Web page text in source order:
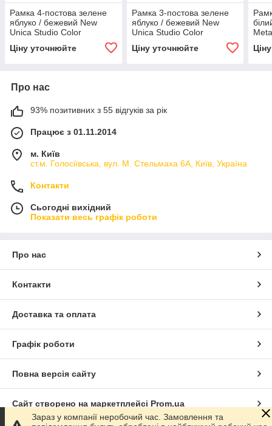
Рамка 4-постова зелене
яблуко / бежевий New
Unica Studio Color
Ціну уточнюйте
Рамка 3-постова зелене
яблуко / бежевий New
Unica Studio Color
Ціну уточнюйте
Про нас
93% позитивних з 55 відгуків за рік
Працює з 01.11.2014
м. Київ
ст.м. Голосіївська, вул. М. Стельмаха 6А, Київ, Україна
Контакти
Сьогодні вихідний
Показати весь графік роботи
Про нас
Контакти
Доставка та оплата
Графік роботи
Повна версія сайту
Сайт створено на маркетплейсі Prom.ua
Зараз у компанії неробочий час. Замовлення та